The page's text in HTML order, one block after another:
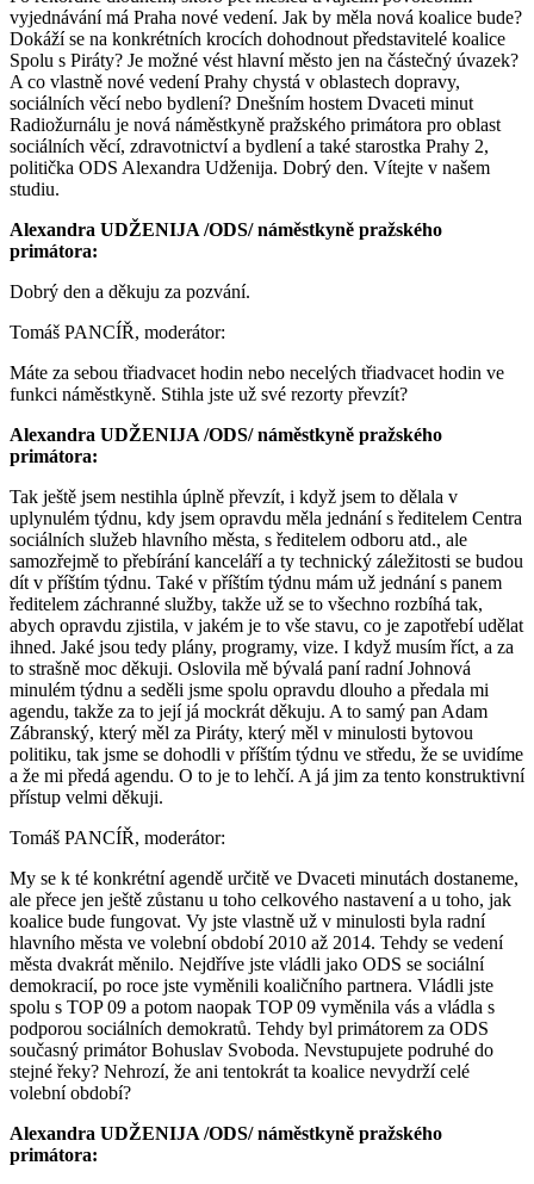
vyjednávání má Praha nové vedení. Jak by měla nová koalice bude?
Dokáží se na konkrétních krocích dohodnout představitelé koalice
Spolu s Piráty? Je možné vést hlavní město jen na částečný úvazek?
A co vlastně nové vedení Prahy chystá v oblastech dopravy,
sociálních věcí nebo bydlení? Dnešním hostem Dvaceti minut
Radiožurnálu je nová náměstkyně pražského primátora pro oblast
sociálních věcí, zdravotnictví a bydlení a také starostka Prahy 2,
politička ODS Alexandra Udženija. Dobrý den. Vítejte v našem
studiu.
Alexandra UDŽENIJA /ODS/ náměstkyně pražského
primátora:
Dobrý den a děkuju za pozvání.
Tomáš PANCÍŘ, moderátor:
Máte za sebou třiadvacet hodin nebo necelých třiadvacet hodin ve
funkci náměstkyně. Stihla jste už své rezorty převzít?
Alexandra UDŽENIJA /ODS/ náměstkyně pražského
primátora:
Tak ještě jsem nestihla úplně převzít, i když jsem to dělala v
uplynulém týdnu, kdy jsem opravdu měla jednání s ředitelem Centra
sociálních služeb hlavního města, s ředitelem odboru atd., ale
samozřejmě to přebírání kanceláří a ty technický záležitosti se budou
dít v příštím týdnu. Také v příštím týdnu mám už jednání s panem
ředitelem záchranné služby, takže už se to všechno rozbíhá tak,
abych opravdu zjistila, v jakém je to vše stavu, co je zapotřebí udělat
ihned. Jaké jsou tedy plány, programy, vize. I když musím říct, a za
to strašně moc děkuji. Oslovila mě bývalá paní radní Johnová
minulém týdnu a seděli jsme spolu opravdu dlouho a předala mi
agendu, takže za to její já mockrát děkuju. A to samý pan Adam
Zábranský, který měl za Piráty, který měl v minulosti bytovou
politiku, tak jsme se dohodli v příštím týdnu ve středu, že se uvidíme
a že mi předá agendu. O to je to lehčí. A já jim za tento konstruktivní
přístup velmi děkuji.
Tomáš PANCÍŘ, moderátor:
My se k té konkrétní agendě určitě ve Dvaceti minutách dostaneme,
ale přece jen ještě zůstanu u toho celkového nastavení a u toho, jak
koalice bude fungovat. Vy jste vlastně už v minulosti byla radní
hlavního města ve volební období 2010 až 2014. Tehdy se vedení
města dvakrát měnilo. Nejdříve jste vládli jako ODS se sociální
demokracií, po roce jste vyměnili koaličního partnera. Vládli jste
spolu s TOP 09 a potom naopak TOP 09 vyměnila vás a vládla s
podporou sociálních demokratů. Tehdy byl primátorem za ODS
současný primátor Bohuslav Svoboda. Nevstupujete podruhé do
stejné řeky? Nehrozí, že ani tentokrát ta koalice nevydrží celé
volební období?
Alexandra UDŽENIJA /ODS/ náměstkyně pražského
primátora: